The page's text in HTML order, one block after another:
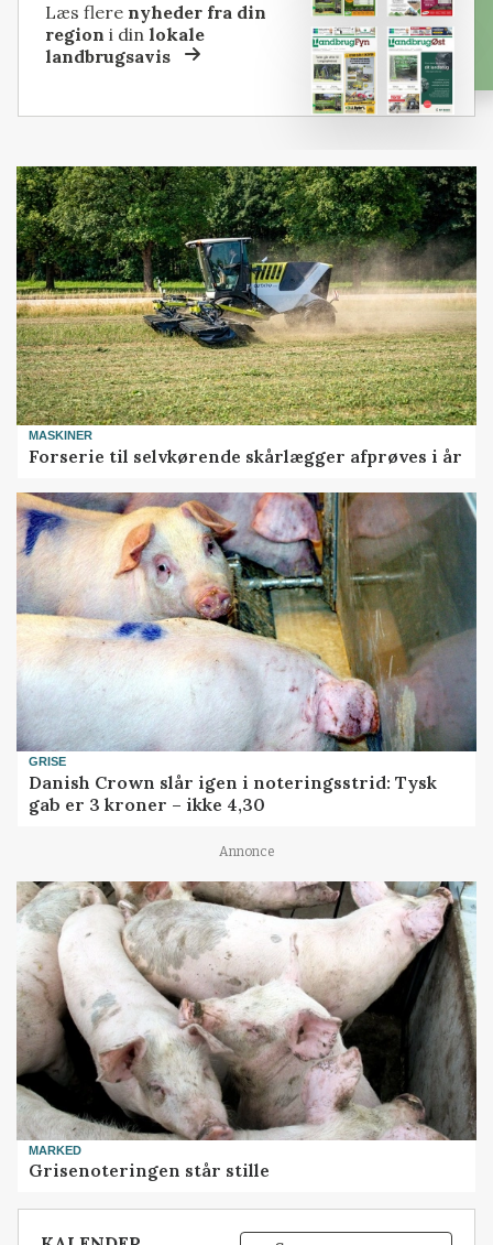
Læs flere nyheder fra din
region i dinlokale
landbrugsavis
MASKINER
Forserie til selvkørende skårlægger afprøves i år
GRISE
Danish Crown slår igen i noteringsstrid: Tysk
gab er 3 kroner – ikke 4,30
Annonce
MARKED
Grisenoteringen står stille